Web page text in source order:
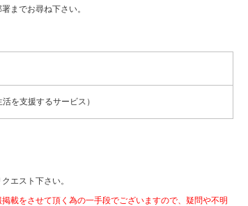
までお尋ね下さい。
を支援するサービス）
エスト下さい。
載をさせて頂く為の一手段でございますので、疑問や不明